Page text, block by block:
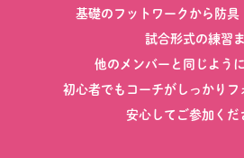
基礎のフットワークから防具
試合形式の練習
他のメンバーと同じよう
初心者でもコーチがしっかりフ
安心してご参加くだ